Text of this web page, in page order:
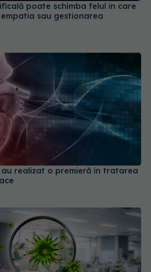
poate schimba felul în care
sau gestionarea
au realizat o premieră în tratarea